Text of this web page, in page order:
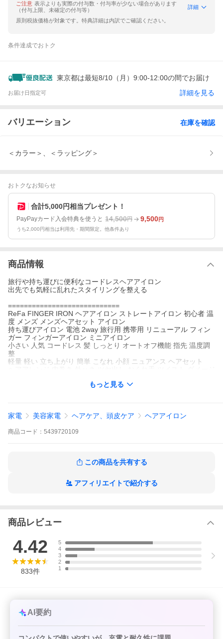
ご注意 表示よりも実際の付与数・付与率が少ない場合があります
（付与上限、未確定の付与等）
詳細
原則税抜価格が対象です。特典詳細は内訳でご確認ください。
条件達成でおトク
東京都は最短8/10（月）9:00-12:00の間でお届け
お届け日指定可 詳細を見る
バリエーション 在庫を確認
＜カラー＞、＜ラッピング＞
おトクなお知らせ
合計5,000円相当プレゼント！
PayPayカード入会特典を使うと 14,500円 9,500円
うち2,000円相当は利用先・期間限定。他条件あり
商品情報
旅行や持ち運びに便利なコードレスヘアアイロン
出先でも気軽に乱れたスタイリングを整える
============================
ReFa FINGER IRON ヘアアイロン ストレートアイロン 初心者 温
度 メンズ メンズヘアセット アイロン
持ち運びアイロン 電池 2way 旅行用 携帯用 リニューアル フィン
ガー フィンガーアイロン ミニアイロン
小さい 人気 コードレス 髪 しっとり オートオフ機能 指先 温度調
整
軽量 軽い 立ち上がり 簡単 こなれ 小顔 ニュアンス ヘアセット
梅雨 前髪 前髪セット コスプレ ヘアメイク
サロンケア
ゼント
新色 黒 白 桃 ブラック ホワイト ピンク イベント バレンタインデ
※出典：富士経済「美容＆健康家電市場・関連サービストレンド
データ2023-2024」ヘアアイロンの2022年国内マーケットシェア
もっと見る
家電 美容家電 ヘアケア、頭皮ケア ヘアアイロン
商品 コード： 5439720109
この商品を共有する
アフィリエイトで紹介する
商品レビュー
4.42
833件
5
4
3
2
1
AI要約